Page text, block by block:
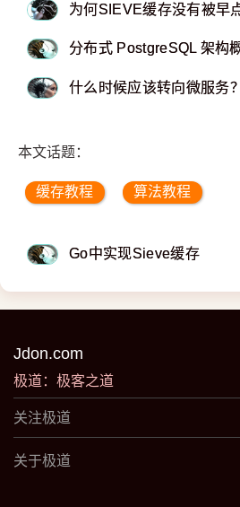
为何SIEVE缓存没有被早
分布式 PostgreSQL 架构
什么时候应该转向微服务？
本文话题：
缓存教程 算法教程
Go中实现Sieve缓存
Jdon.com
极道：极客之道
关注极道
关于极道